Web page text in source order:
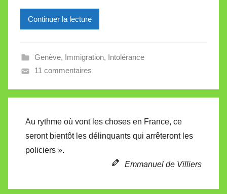
r
l
a
l
e
Continuer la lecture
Genève, Immigration, Intolérance
11 commentaires
Au rythme où vont les choses en France, ce
seront bientôt les délinquants qui arrêteront les
policiers ».
Emmanuel de Villiers